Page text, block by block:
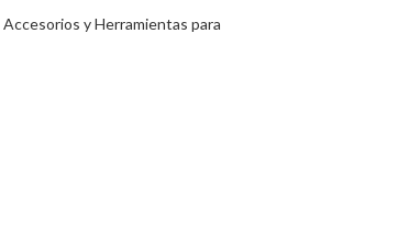
Accesorios y Herramientas para